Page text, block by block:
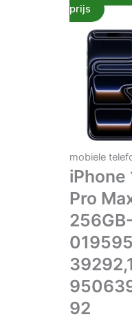
prijs
mobiele
iPhone
Pro
256GB-
92